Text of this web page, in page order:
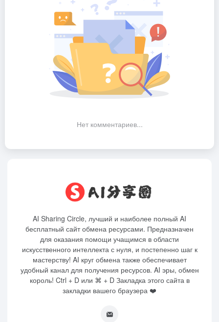
Нет комментариев...
AI Sharing Circle, лучший и наиболее полный AI
бесплатный сайт обмена ресурсами. Предназначен
для оказания помощи учащимся в области
искусственного интеллекта с нуля, и постепенно шаг к
мастерству! AI круг обмена также обеспечивает
удобный канал для получения ресурсов. AI эры, обмен
король! Ctrl + D или ⌘ + D Закладка этого сайта в
закладки вашего браузера ❤️